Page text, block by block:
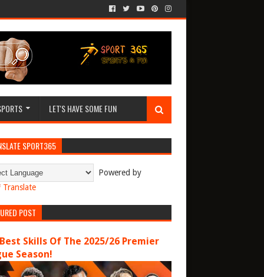
LET'S HAVE SOME FUN
SPORT365
Powered by
Translate
POST
Skills Of The 2025/26 Premier
Season!